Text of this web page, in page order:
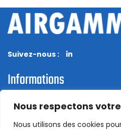
Nous respectons
Nous utilisons des cookies
Suivez-nous :
Informations
Politique de confidentialité